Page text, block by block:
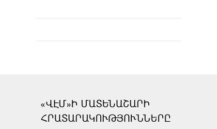
«ՎԷՄ»Ի ՄԱՏԵՆԱՇԱՐԻ
ՀՐԱՏԱՐԱԿՈՒԹՅՈՒՆՆԵՐԸ